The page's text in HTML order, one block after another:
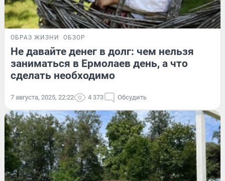
ОБРАЗ ЖИЗНИ ОБЗОР
Не давайте денег в долг: чем нельзя
заниматься в Ермолаев день, а что
сделать необходимо
7 августа, 2025, 22:22 4 373 Обсудить